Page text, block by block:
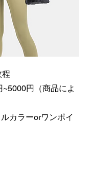
円（商品によ
カラーorワンポイ